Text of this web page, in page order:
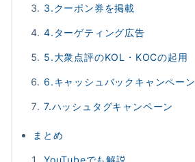
3.クーポン券を掲載
4.ターゲティング広告
5.大衆点評のKOL・KOCの起用
6.キャッシュバックキャンペーン
7.ハッシュタグキャンペーン
まとめ
YouTubeでも解説